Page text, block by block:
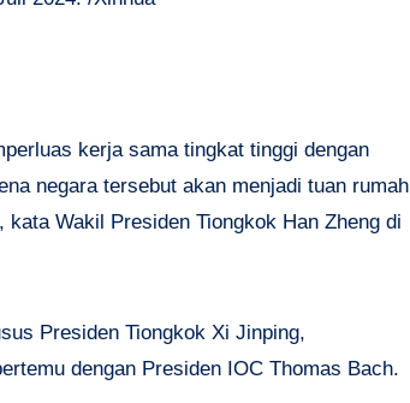
kerja sama tingkat tinggi dengan
negara tersebut akan menjadi tuan rumah
Wakil Presiden Tiongkok Han Zheng di
Presiden Tiongkok Xi Jinping,
dengan Presiden IOC Thomas Bach.